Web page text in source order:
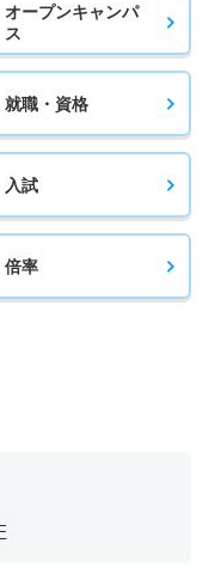
オープンキャンパ
ス
就職・資格
入試
倍率